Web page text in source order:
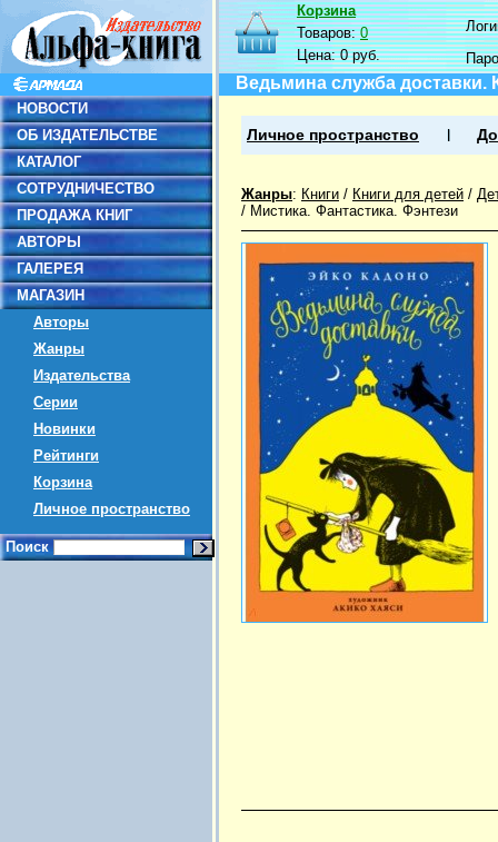
НОВОСТИ
ОБ ИЗДАТЕЛЬСТВЕ
КАТАЛОГ
СОТРУДНИЧЕСТВО
ПРОДАЖА КНИГ
АВТОРЫ
ГАЛЕРЕЯ
МАГАЗИН
Авторы
Жанры
Издательства
Серии
Новинки
Рейтинги
Корзина
Личное пространство
Поиск
Корзина
Товаров:0
Цена:0 руб.
Ведьмина служба доставки.
Личное пространство
Жанры: Книги / Книги для детей /
/ Мистика. Фантастика. Фэнтези